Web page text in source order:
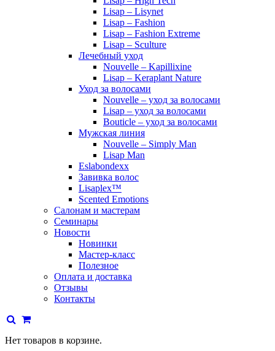
Lisap – Lisynet
Lisap – Fashion
Lisap – Fashion Extreme
Lisap – Sculture
Лечебный уход
Nouvelle – Kapillixine
Lisap – Keraplant Nature
Уход за волосами
Nouvelle – уход за волосами
Lisap – уход за волосами
Bouticle – уход за волосами
Мужская линия
Nouvelle – Simply Man
Lisap Man
Eslabondexx
Завивка волос
Lisaplex™
Scented Emotions
Салонам и мастерам
Семинары
Новости
Новинки
Мастер-класс
Полезное
Оплата и доставка
Отзывы
Контакты
Нет товаров в корзине.